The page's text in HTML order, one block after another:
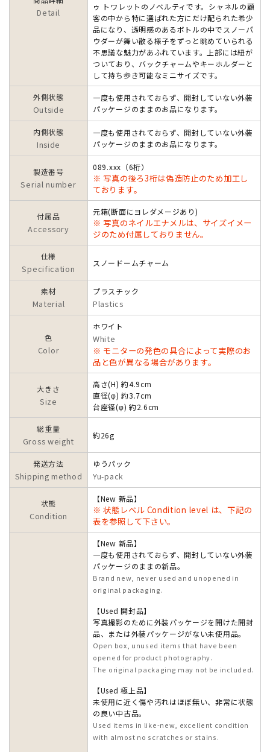
Detail
ゥ トワレットのノベルティです。シャネルの顧
客の中から特に選ばれた方にだけ配られた希少
品になり、透明感のあるボトルの中でスノーパ
ウダーが舞い散る様子をずっと眺めていられる
不思議な魅力があふれています。上部には紐が
ついており、バックチャームやキーホルダーと
して持ち歩き可能なミニサイズです。
外側状態
Outside
一度も使用されておらず、開封していない外装
パッケージのままのお品になります。
内側状態
Inside
一度も使用されておらず、開封していない外装
パッケージのままのお品になります。
製造番号
Serial number
089.xxx（6桁）
※ 写真の後ろ3桁は偽造防止のため加工し
ております。
付属品
Accessory
元箱(断面にヨレダメージあり)
※ 写真のネイルエナメルは、サイズイメー
ジのため付属しておりません。
仕様
Specification
スノードームチャーム
素材
Material
プラスチック
Plastics
色
Color
ホワイト
White
※ モニターの発色の具合によって実際のお
品と色が異なる場合があります。
大きさ
Size
高さ(H) 約4.9cm
直径(φ) 約3.7cm
台座径(φ) 約2.6cm
総重量
Gross weight
約26g
発送方法
Shipping method
ゆうパック
Yu-pack
状態
Condition
【New 新品】
※ 状態レベル Condition level は、下記の
表を参照して下さい。
【New 新品】
一度も使用されておらず、開封していない外装
パッケージのままの新品。
Brand new, never used and unopened in
original packaging.
【Used 開封品】
写真撮影のために外装パッケージを開けた開封
品、または外装パッケージがない未使用品。
Open box, unused items that have been
opened for product photography.
The original packaging may not be included.
【Used 極上品】
未使用に近く傷や汚れはほぼ無い、非常に状態
の良い中古品。
Used items in like-new, excellent condition
with almost no scratches or stains.